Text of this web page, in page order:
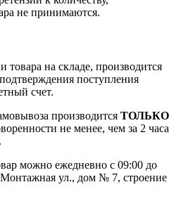
не принимаются.
товара на складе, производится
поступления
счет.
производится ТОЛЬКО
не менее, чем за 2 часа
можно ежедневно с 09:00 до
ул., дом № 7, строение